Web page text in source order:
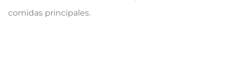
comidas principales.